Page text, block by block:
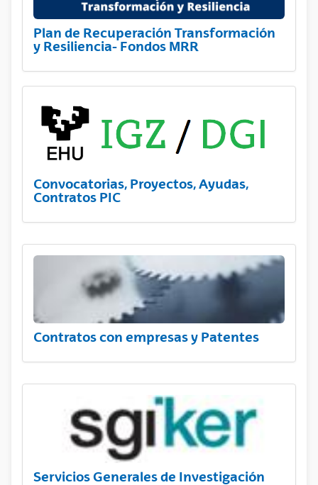
Plan de Recuperación Transformación
y Resiliencia- Fondos MRR
Convocatorias, Proyectos, Ayudas,
Contratos PIC
Contratos con empresas y Patentes
Servicios Generales de Investigación